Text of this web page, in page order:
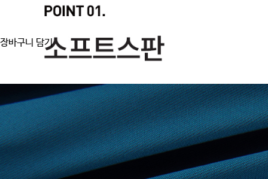
장바구니 담기